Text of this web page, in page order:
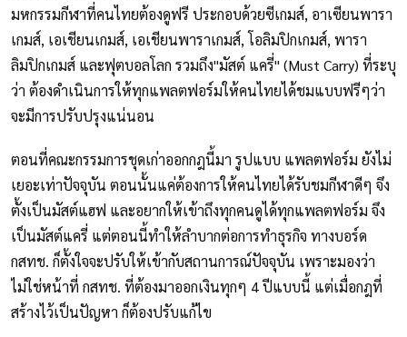
มหกรรมกีฬาที่คนไทยต้องดูฟรี ประกอบด้วยซีเกมส์, อาเซียนพารา
เกมส์, เอเชียนเกมส์, เอเชียนพาราเกมส์, โอลิมปิกเกมส์, พารา
ลิมปิกเกมส์ และฟุตบอลโลก รวมถึง"มัสต์ แครี่" (Must Carry) ที่ระบุ
ว่า ต้องดำเนินการให้ทุกแพลตฟอร์มให้คนไทยได้ชมแบบฟรีๆว่า
จะมีการปรับปรุงแน่นอน
ตอนที่คณะกรรมการชุดเก่าออกกฎนี้มา รูปแบบ แพลตฟอร์ม ยังไม่
เยอะเท่าปัจจุบัน ตอนนั้นแค่ต้องการให้คนไทยได้รับชมกีฬาดีๆ จึง
ตั้งเป็นมัสต์แฮฟ และอยากให้เข้าถึงทุกคนดูได้ทุกแพลตฟอร์ม จึง
เป็นมัสต์แครี่ แต่ตอนนี้ทำให้ลำบากต่อการทำธุรกิจ ทางบอร์ด
กสทช. ก็ตั้งใจจะปรับให้เข้ากับสถานการณ์ปัจจุบัน เพราะมองว่า
ไม่ใช่หน้าที่ กสทช. ที่ต้องมาออกเงินทุกๆ 4 ปีแบบนี้ แต่เมื่อกฎที่
สร้างไว้เป็นปัญหา ก็ต้องปรับแก้ไข